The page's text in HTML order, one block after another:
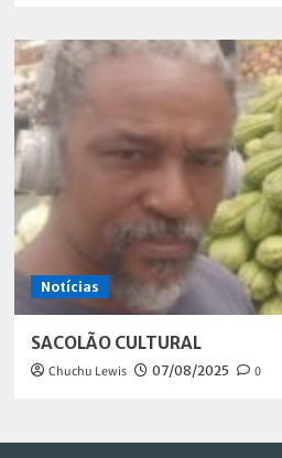
Notícias
SACOLÃO CULTURAL
Chuchu Lewis 07/08/2025 0